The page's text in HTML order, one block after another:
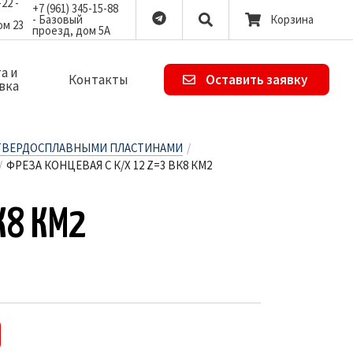
23
+7 (961) 345-15-88
- Базовый
проезд, дом 5А
Корзина
и Контакты Оставить заявку
ПЛАСТИНАМИ /
ФРЕЗА КОНЦЕВАЯ С К/Х 12 Z=3 ВК8 КМ2
КМ2